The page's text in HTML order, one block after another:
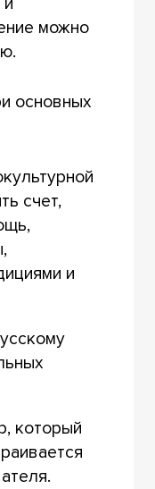
можно
основных
счет,
и
который